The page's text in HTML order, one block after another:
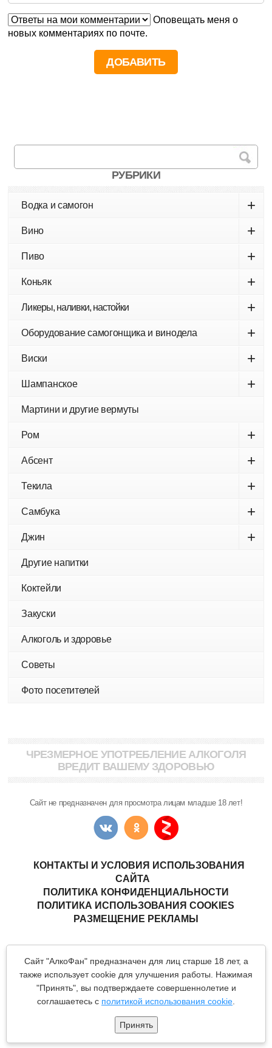
Сайт "АлкоФан" предназначен для лиц старше 18 лет, а
также использует cookie для улучшения работы. Нажимая
"Принять", вы подтверждаете совершеннолетие и
соглашаетесь с политикой использования cookie
Принять
Оповещать меня о
новых комментариях по почте.
РУБРИКИ
Водка и самогон +
Вино +
Пиво +
Коньяк +
Ликеры, наливки, настойки +
Оборудование самогонщика и винодела +
Виски +
Шампанское +
Мартини и другие вермуты
Ром +
Абсент +
Текила +
Самбука +
Джин +
Другие напитки
Коктейли
Закуски
Алкоголь и здоровье
Советы
Фото посетителей
ЧРЕЗМЕРНОЕ УПОТРЕБЛЕНИЕ АЛКОГОЛЯ
ВРЕДИТ ВАШЕМУ ЗДОРОВЬЮ
Сайт не предназначен для просмотра лицам младше 18 лет!
КОНТАКТЫ И УСЛОВИЯ ИСПОЛЬЗОВАНИЯ
САЙТА
ПОЛИТИКА КОНФИДЕНЦИАЛЬНОСТИ
ПОЛИТИКА ИСПОЛЬЗОВАНИЯ COOKIES
РАЗМЕЩЕНИЕ РЕКЛАМЫ
напитков.
Все материалы данного сайта являются объектами авторского
права (в том числе дизайн). Запрещается копирование,
распространение (в том числе путем копирования на другие
сайты и ресурсы в Интернете) или любое иное использование
правообладателя.